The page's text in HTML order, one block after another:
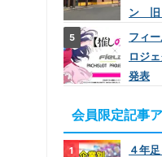
ン 旧
フィ
ロジ
発表
会員限定記事
４年